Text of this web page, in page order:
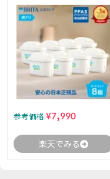
参考価格:¥7,990
楽天でみる